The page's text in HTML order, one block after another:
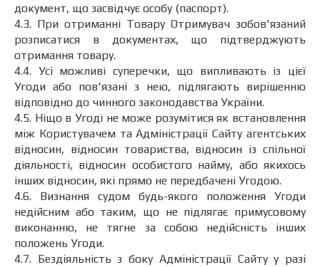
документ, що засвідчує особу (паспорт).
4.3. При отриманні Товару Отримувач зобов'язаний
розписатися в документах, що підтверджують
отримання товару.
4.4. Усі можливі суперечки, що випливають із цієї
Угоди або пов'язані з нею, підлягають вирішенню
відповідно до чинного законодавства України.
4.5. Ніщо в Угоді не може розумітися як встановлення
між Користувачем та Адміністрації Сайту агентських
відносин, відносин товариства, відносин із спільної
діяльності, відносин особистого найму, або якихось
інших відносин, які прямо не передбачені Угодою.
4.6. Визнання судом будь-якого положення Угоди
недійсним або таким, що не підлягає примусовому
виконанню, не тягне за собою недійсність інших
положень Угоди.
4.7. Бездіяльність з боку Адміністрації Сайту у разі